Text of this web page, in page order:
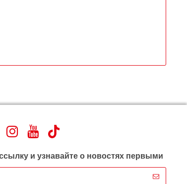
и узнавайте о новостях первыми